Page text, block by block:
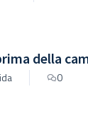
della
0